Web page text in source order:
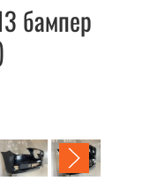
бампер
(омыв+парк)